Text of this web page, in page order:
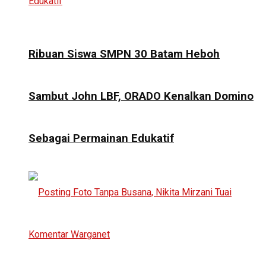
Ribuan Siswa SMPN 30 Batam Heboh
Sambut John LBF, ORADO Kenalkan Domino
Sebagai Permainan Edukatif